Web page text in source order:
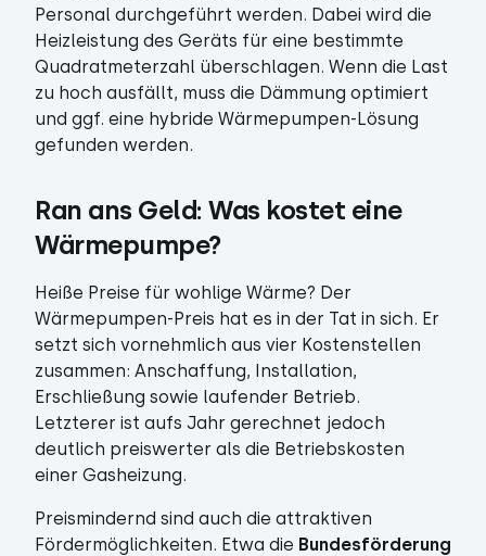
Personal durchgeführt werden. Dabei wird die
Heizleistung des Geräts für eine bestimmte
Quadratmeterzahl überschlagen. Wenn die Last
zu hoch ausfällt, muss die Dämmung optimiert
und ggf. eine hybride Wärmepumpen-Lösung
gefunden werden.
Ran ans Geld: Was kostet eine
Wärmepumpe?
Heiße Preise für wohlige Wärme? Der
Wärmepumpen-Preis hat es in der Tat in sich. Er
setzt sich vornehmlich aus vier Kostenstellen
zusammen: Anschaffung, Installation,
Erschließung sowie laufender Betrieb.
Letzterer ist aufs Jahr gerechnet jedoch
deutlich preiswerter als die Betriebskosten
einer Gasheizung.
Preismindernd sind auch die attraktiven
Fördermöglichkeiten. Etwa die Bundesförderung